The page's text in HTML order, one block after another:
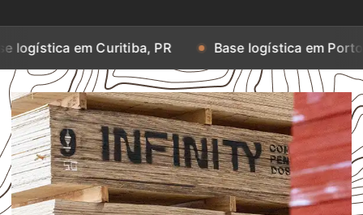
Curitiba, PR Base logística em Porto Alegre, RS